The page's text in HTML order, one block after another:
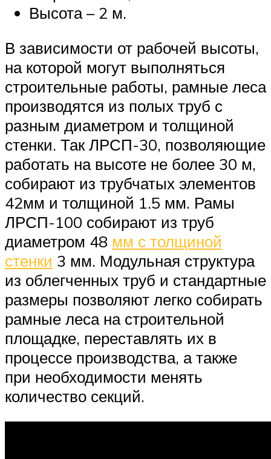
Высота – 2 м.
В зависимости от рабочей высоты,
на которой могут выполняться
строительные работы, рамные леса
производятся из полых труб с
разным диаметром и толщиной
стенки. Так ЛРСП-30, позволяющие
работать на высоте не более 30 м,
собирают из трубчатых элементов
42мм и толщиной 1.5 мм. Рамы
ЛРСП-100 собирают из труб
диаметром 48 мм с толщиной
стенки 3 мм. Модульная структура
из облегченных труб и стандартные
размеры позволяют легко собирать
рамные леса на строительной
площадке, переставлять их в
процессе производства, а также
при необходимости менять
количество секций.